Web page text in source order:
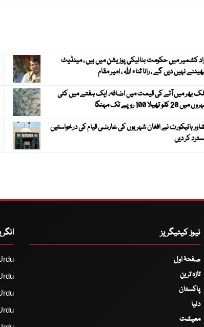
کشمیر میں حکومت بنانیکی پوزیشن میں ہیں ، مینڈیٹ
نہیں دیں گے ، رانا ثناء اللہ ، امیر مقام
بھر میں آٹے کی قیمت میں اضافہ، ایک ہفتے میں کئی
20 کلو تھیلا 100 روپے تک مہنگا
ہائیکورٹ نے افغان شہریوں کی عارضی قیام کی درخواستیں
کر دیں
نیوز کیٹیگریز
صفحۂ اول
تازہ ترین
پاکستان
دنیا
معیشت